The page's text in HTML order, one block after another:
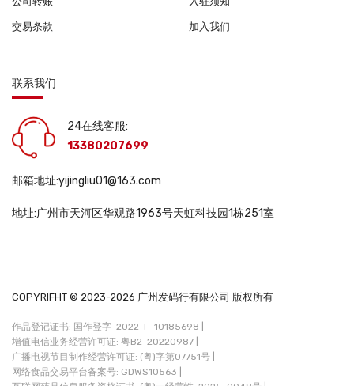
交易条款 加入我们
联系我们
24在线客服:
13380207699
邮箱地址:yijingliu01@163.com
地址:广州市天河区华观路1963号天虹科技园1栋251室
COPYRIFHT © 2023-2026 广州发码行有限公司 版权所有
作品登记证书: 国作登字-2022-F-10185698 |
增值电信业务经营许可证: 粤B2-20220987 |
广播电视节目制作经营许可证: (粤)字第07751号 |
网络食品交易平台备案号: GDWS10563 |